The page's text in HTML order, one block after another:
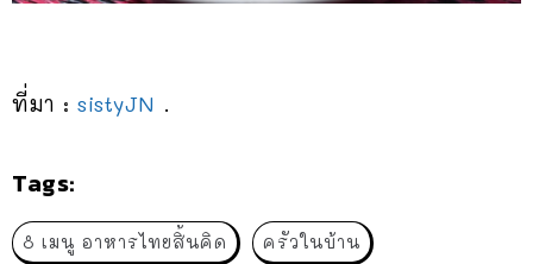
ที่มา : sistyJN .
Tags:
8 เมนู อาหารไทยสิ้นคิด ครัวในบ้าน